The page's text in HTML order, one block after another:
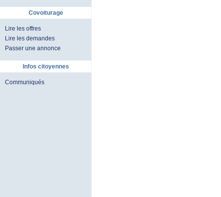
Covoiturage
Lire les offres
Lire les demandes
Passer une annonce
Infos citoyennes
Communiqués